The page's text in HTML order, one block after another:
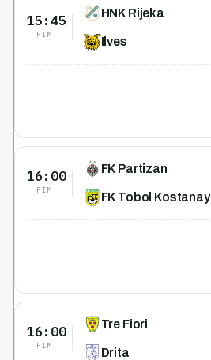
15:45
FIM
HNK Rijeka
Ilves
16:00
FIM
FK Partizan
FK Tobol Kostanay
16:00
FIM
Tre Fiori
Drita